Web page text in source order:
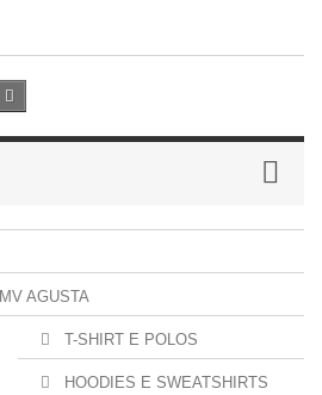
MV AGUSTA
T-SHIRT E POLOS
HOODIES E SWEATSHIRTS